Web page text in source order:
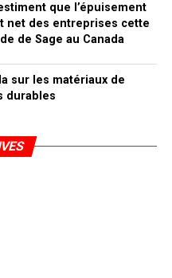
que l’épuisement
net des entreprises cette
de Sage au Canada
sur les matériaux de
durables